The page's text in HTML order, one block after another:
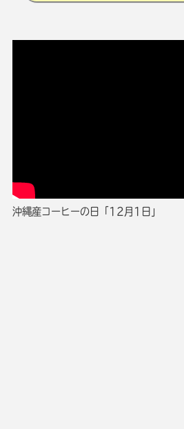
沖縄産コーヒーの日「12月1日」